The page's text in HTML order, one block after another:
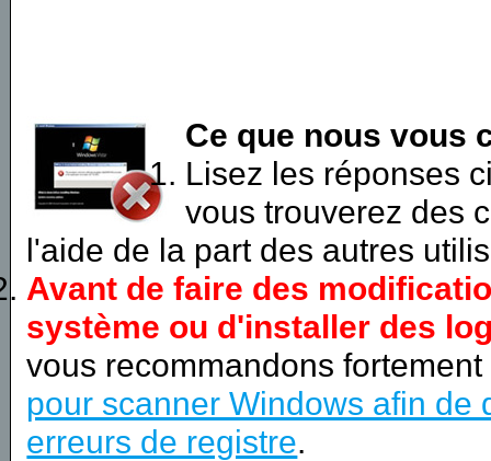
Ce que nous vous
Lisez les réponses
vous trouverez des
l'aide de la part des autres
Avant de faire des
système ou d'installer des
vous recommandons
pour scanner Windows afin de
erreurs de registre.